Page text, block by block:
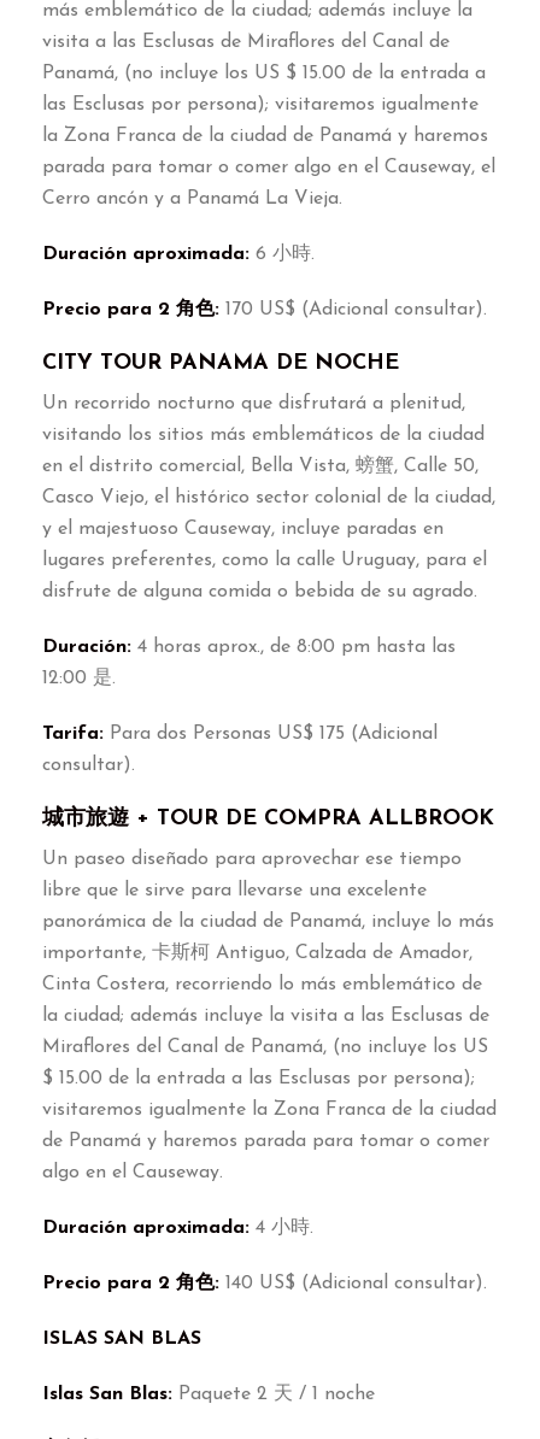
más emblemático de la ciudad; además incluye la
visita a las Esclusas de Miraflores del Canal de
Panamá, (no incluye los US $ 15.00 de la entrada a
las Esclusas por persona); visitaremos igualmente
la Zona Franca de la ciudad de Panamá y haremos
parada para tomar o comer algo en el Causeway, el
Cerro ancón y a Panamá La Vieja.
Duración aproximada: 6 小時.
Precio para 2 角色: 170 US$ (Adicional consultar).
CITY TOUR PANAMA DE NOCHE
Un recorrido nocturno que disfrutará a plenitud,
visitando los sitios más emblemáticos de la ciudad
en el distrito comercial , Bella Vista, 螃蟹, Calle 50,
Casco Viejo, el histórico sector colonial de la ciudad,
y el majestuoso Causeway, incluye paradas en
lugares preferentes, como la calle Uruguay, para el
disfrute de alguna comida o bebida de su agrado.
Duración: 4 horas aprox., de 8:00 pm hasta las
12:00 是.
Tarifa: Para dos Personas US$ 175 (Adicional
consultar).
城市旅遊 + TOUR DE COMPRA ALLBROOK
Un paseo diseñado para aprovechar ese tiempo
libre que le sirve para llevarse una excelente
panorámica de la ciudad de Panamá, incluye lo más
importante, 卡斯柯 Antiguo, Calzada de Amador,
Cinta Costera, recorriendo lo más emblemático de
la ciudad; además incluye la visita a las Esclusas de
Miraflores del Canal de Panamá, (no incluye los US
$ 15.00 de la entrada a las Esclusas por persona);
visitaremos igualmente la Zona Franca de la ciudad
de Panamá y haremos parada para tomar o comer
algo en el Causeway.
Duración aproximada: 4 小時.
Precio para 2 角色: 140 US$ (Adicional consultar).
ISLAS SAN BLAS
Islas San Blas: Paquete 2 天 / 1 noche